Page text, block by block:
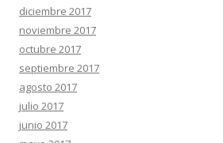
diciembre 2017
noviembre 2017
octubre 2017
septiembre 2017
agosto 2017
julio 2017
junio 2017